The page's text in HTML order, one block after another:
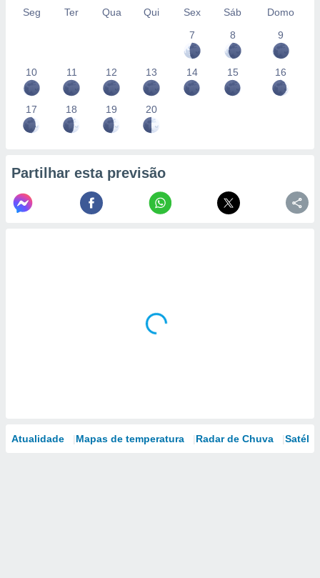
Seg Ter Qua Qui Sex Sáb
Domo
7
8 9
10 11 12 13 14 15 16
17 18 19 20
Partilhar esta previsão
Atualidade Mapas de temperatura Radar de Chuva